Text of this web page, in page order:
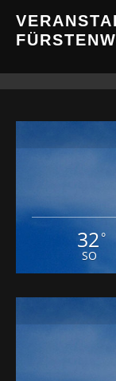
32 °
SO